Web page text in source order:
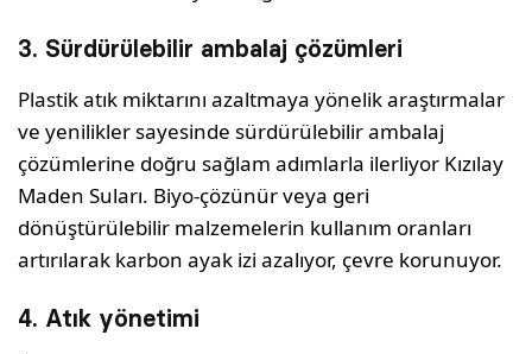
3. Sürdürülebilir ambalaj çözümleri
Plastik atık miktarını azaltmaya yönelik araştırmalar
ve yenilikler sayesinde sürdürülebilir ambalaj
çözümlerine doğru sağlam adımlarla ilerliyor Kızılay
Maden Suları. Biyo-çözünür veya geri
dönüştürülebilir malzemelerin kullanım oranları
artırılarak karbon ayak izi azalıyor, çevre korunuyor.
4. Atık yönetimi